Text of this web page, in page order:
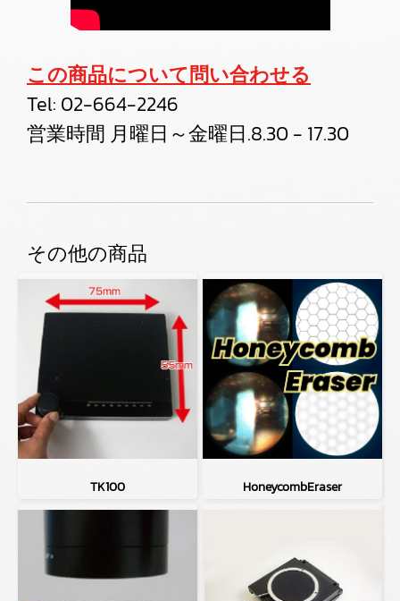
この商品について問い合わせる
Tel: 02-664-2246
営業時間 月曜日～金曜日.8.30 - 17.30
その他の商品
TK100 HoneycombEraser